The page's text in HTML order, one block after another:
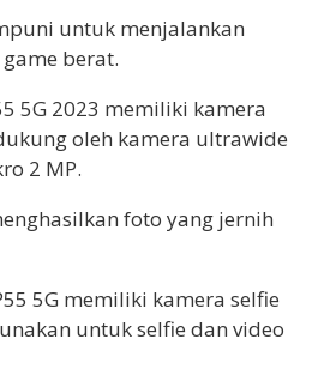
untuk menjalankan
berat.
5G 2023 memiliki kamera
oleh kamera ultrawide
2 MP.
foto yang jernih
5G memiliki kamera selfie
untuk selfie dan video